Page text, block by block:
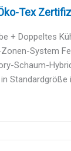
Tex
+ Doppeltes
System
Schaum-